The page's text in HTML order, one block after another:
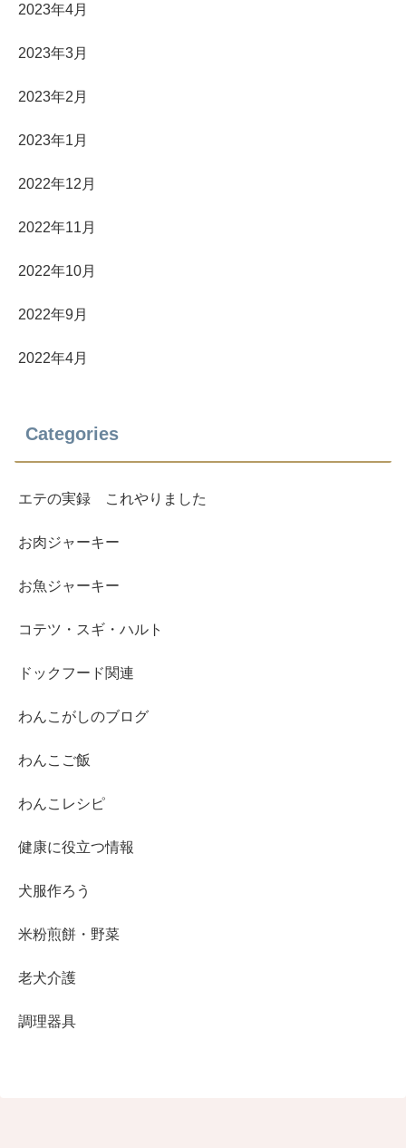
2023年4月
2023年3月
2023年2月
2023年1月
2022年12月
2022年11月
2022年10月
2022年9月
2022年4月
Categories
エテの実録 これやりました
お肉ジャーキー
お魚ジャーキー
コテツ・スギ・ハルト
ドックフード関連
わんこがしのブログ
わんこご飯
わんこレシピ
健康に役立つ情報
犬服作ろう
米粉煎餅・野菜
老犬介護
調理器具